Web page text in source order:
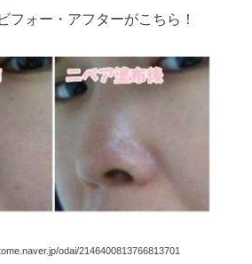
フォー・アフターがこちら！
odai/2146400813766813701